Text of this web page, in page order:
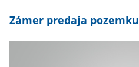
Zámer predaja pozemku